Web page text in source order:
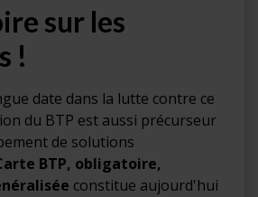
sur les
!
date dans la lutte contre ce
du BTP est aussi précurseur
de solutions
BTP, obligatoire,
constitue aujourd'hui